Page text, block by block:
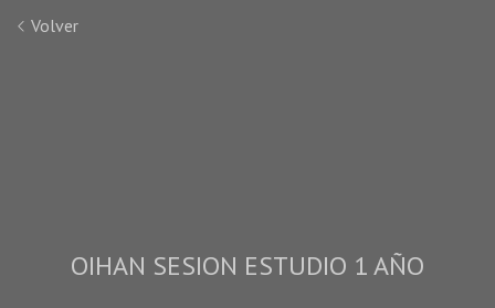
Volver
OIHAN SESION ESTUDIO 1 AÑO